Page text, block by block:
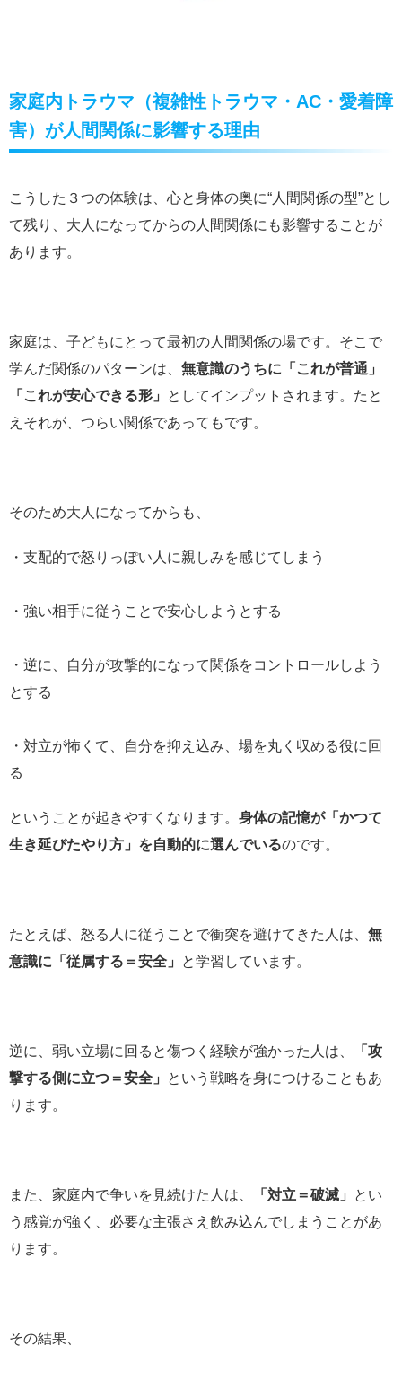
家庭内トラウマ（複雑性トラウマ・AC・愛着障
害）が人間関係に影響する理由
こうした３つの体験は、心と身体の奥に“人間関係の型”とし
て残り、大人になってからの人間関係にも影響することが
あります。
家庭は、子どもにとって最初の人間関係の場です。そこで
学んだ関係のパターンは、 無意識のうちに「これが普通」
「これが安心できる形」
としてインプットされます。たと
えそれが、つらい関係であってもです。
そのため大人になってからも、
・支配的で怒りっぽい人に親しみを感じてしまう
・強い相手に従うことで安心しようとする
・逆に、自分が攻撃的になって関係をコントロールしよう
とする
・対立が怖くて、自分を抑え込み、場を丸く収める役に回
る
ということが起きやすくなります。 身体の記憶が「かつて
生き延びたやり方」を自動的に選んでいるのです。
たとえば、怒る人に従うことで衝突を避けてきた人は、 無
意識に「従属する＝安全」
と学習しています。
逆に、弱い立場に回ると傷つく経験が強かった人は、
「攻
撃する側に立つ＝安全」
という戦略を身につけることもあ
ります。
また、家庭内で争いを見続けた人は、 「対立＝破滅」
とい
う感覚が強く、必要な主張さえ飲み込んでしまうことがあ
ります。
その結果、